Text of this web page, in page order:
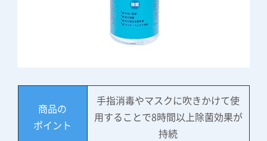
商品の
ポイント
手指消毒やマスクに吹きかけて使
用することで8時間以上除菌効果が
持続